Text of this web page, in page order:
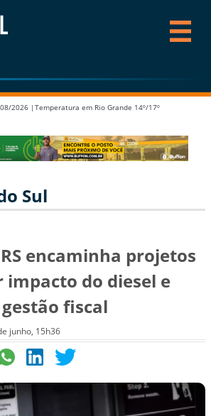
2026 | Temperatura em Rio Grande 14º/17º
Sul
encaminha projetos
do diesel e
fiscal
junho, 15h36